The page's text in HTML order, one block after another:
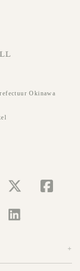
Okinawa